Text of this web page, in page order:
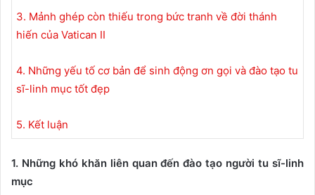
3. Mảnh ghép còn thiếu trong bức tranh về đời thánh
hiến của Vatican II
4. Những yếu tố cơ bản để sinh động ơn gọi và đào tạo tu
sĩ-linh mục tốt đẹp
5. Kết luận
1. Những khó khăn liên quan đến đào tạo người tu sĩ-linh
mục